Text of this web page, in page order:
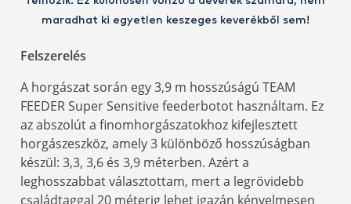
maradhat ki egyetlen keszeges keverékből sem!
Felszerelés
A horgászat során egy 3,9 m hosszúságú TEAM
FEEDER Super Sensitive feederbotot használtam. Ez
az abszolút a finomhorgászatokhoz kifejlesztett
horgászeszköz, amely 3 különböző hosszúságban
készül: 3,3, 3,6 és 3,9 méterben. Azért a
leghosszabbat választottam, mert a legrövidebb
családtaggal 20 méterig lehet igazán kényelmesen